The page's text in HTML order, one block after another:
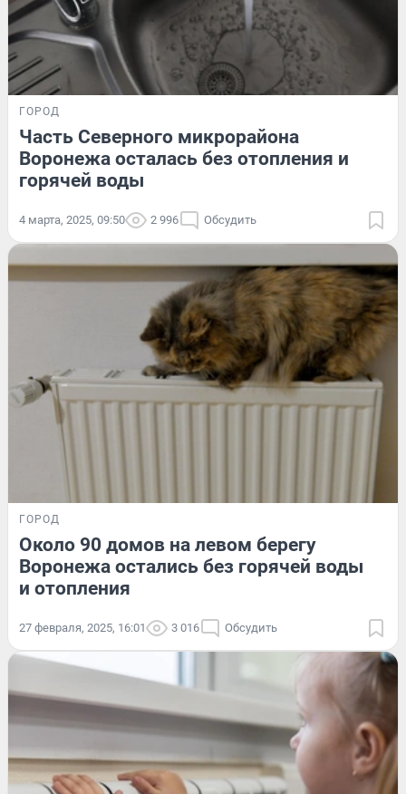
ГОРОД
Часть Северного микрорайона
Воронежа осталась без отопления и
горячей воды
4 марта, 2025, 09:50 2 996 Обсудить
ГОРОД
Около 90 домов на левом берегу
Воронежа остались без горячей воды
и отопления
27 февраля, 2025, 16:01 3 016 Обсудить